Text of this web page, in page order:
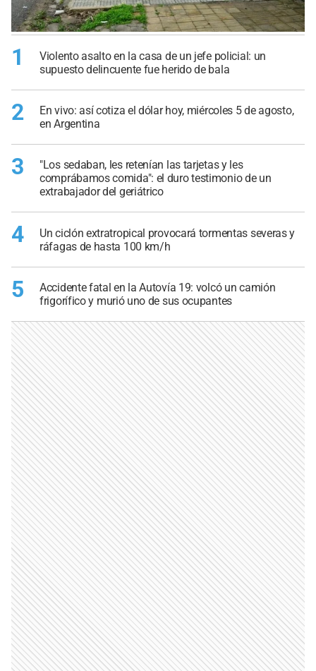
1
Violento asalto en la casa de un jefe policial: un
supuesto delincuente fue herido de bala
2
En vivo: así cotiza el dólar hoy, miércoles 5 de agosto,
en Argentina
3
"Los sedaban, les retenían las tarjetas y les
comprábamos comida": el duro testimonio de un
extrabajador del geriátrico
4
Un ciclón extratropical provocará tormentas severas y
ráfagas de hasta 100 km/h
5
Accidente fatal en la Autovía 19: volcó un camión
frigorífico y murió uno de sus ocupantes